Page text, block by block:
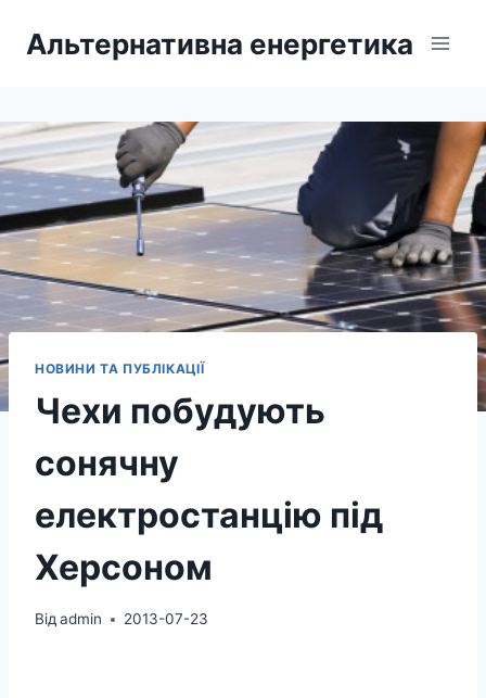
Альтернативна енергетика
НОВИНИ ТА ПУБЛІКАЦІЇ
Чехи побудують
сонячну
електростанцію під
Херсоном
Від admin 2013-07-23